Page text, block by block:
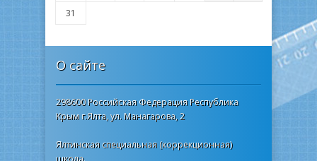
31
О сайте
298600 Российская Федерация Республика
Крым г.Ялта, ул. Манагарова, 2
Ялтинская специальная (коррекционная)
школа.